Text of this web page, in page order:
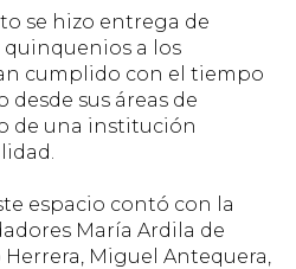
se hizo entrega de
a los
cumplido con el tiempo
desde sus áreas de
de una institución
espacio contó con la
María Ardila de
Miguel Antequera,